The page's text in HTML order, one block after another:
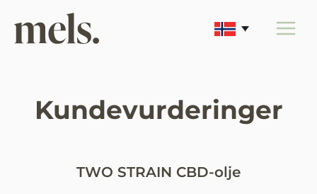
Kundevurderinger
TWO STRAIN CBD-olje